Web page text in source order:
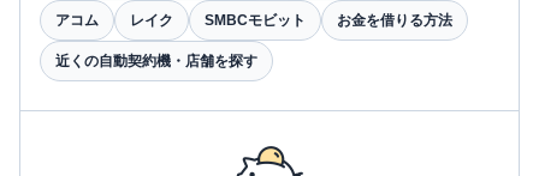
アコム レイク SMBCモビット お金を借りる方法
近くの自動契約機・店舗を探す